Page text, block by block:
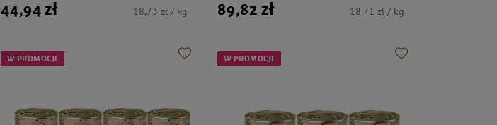
44,94 zł 18,73 zł / kg 89,82 zł 18,71 zł / kg
W PROMOCJI W PROMOCJI